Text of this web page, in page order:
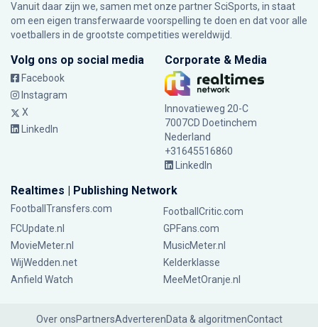
Vanuit daar zijn we, samen met onze partner SciSports, in staat
om een eigen transferwaarde voorspelling te doen en dat voor alle
voetballers in de grootste competities wereldwijd.
Volg ons op social media
Facebook
Instagram
X
LinkedIn
Corporate & Media
Innovatieweg 20-C
7007CD Doetinchem
Nederland
+31645516860
LinkedIn
Realtimes | Publishing Network
FootballTransfers.com
FootballCritic.com
FCUpdate.nl
GPFans.com
MovieMeter.nl
MusicMeter.nl
WijWedden.net
Kelderklasse
Anfield Watch
MeeMetOranje.nl
Over onsPartnersAdverterenData & algoritmenContact